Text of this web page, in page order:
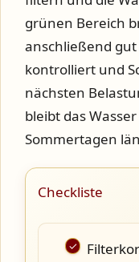
grünen Bereich
anschließend
kontrolliert und
nächsten
bleibt das
Sommertagen
Checkliste